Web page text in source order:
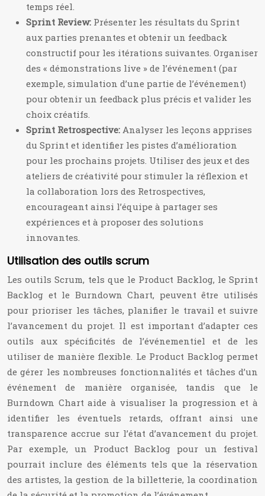
temps réel.
Sprint Review: Présenter les résultats du Sprint
aux parties prenantes et obtenir un feedback
constructif pour les itérations suivantes. Organiser
des « démonstrations live » de l’événement (par
exemple, simulation d’une partie de l’événement)
pour obtenir un feedback plus précis et valider les
choix créatifs.
Sprint Retrospective: Analyser les leçons apprises
du Sprint et identifier les pistes d’amélioration
pour les prochains projets. Utiliser des jeux et des
ateliers de créativité pour stimuler la réflexion et
la collaboration lors des Retrospectives,
encourageant ainsi l’équipe à partager ses
expériences et à proposer des solutions
innovantes.
Utilisation des outils scrum
Les outils Scrum, tels que le Product Backlog, le Sprint
Backlog et le Burndown Chart, peuvent être utilisés
pour prioriser les tâches, planifier le travail et suivre
l’avancement du projet. Il est important d’adapter ces
outils aux spécificités de l’événementiel et de les
utiliser de manière flexible. Le Product Backlog permet
de gérer les nombreuses fonctionnalités et tâches d’un
événement de manière organisée, tandis que le
Burndown Chart aide à visualiser la progression et à
identifier les éventuels retards, offrant ainsi une
transparence accrue sur l’état d’avancement du projet.
Par exemple, un Product Backlog pour un festival
pourrait inclure des éléments tels que la réservation
des artistes, la gestion de la billetterie, la coordination